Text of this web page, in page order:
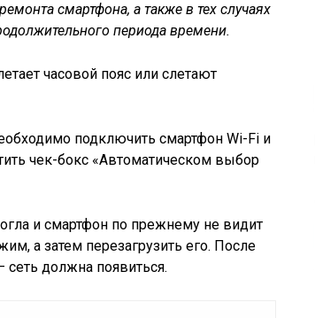
смартфона, а также в тех случаях
периода времени.
часовой пояс или слетают
подключить смартфон Wi-Fi и
чек-бокс «Автоматическом выбор
и смартфон по прежнему не видит
а затем перезагрузить его. После
должна появиться.